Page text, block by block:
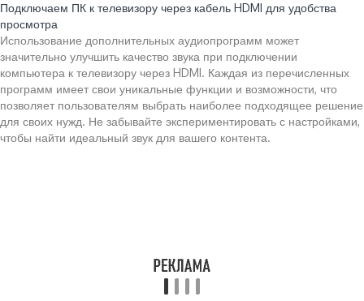
Подключаем ПК к телевизору через кабель HDMI для удобства
просмотра
Использование дополнительных аудиопрограмм может
значительно улучшить качество звука при подключении
компьютера к телевизору через HDMI. Каждая из перечисленных
программ имеет свои уникальные функции и возможности, что
позволяет пользователям выбрать наиболее подходящее решение
для своих нужд. Не забывайте экспериментировать с настройками,
чтобы найти идеальный звук для вашего контента.